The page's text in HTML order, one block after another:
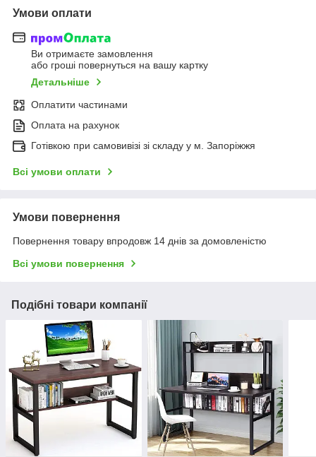
Умови оплати
Ви отримаєте замовлення
або гроші повернуться на вашу картку
Детальніше
Оплатити частинами
Оплата на рахунок
Готівкою при самовивізі зі складу у м. Запоріжжя
Всі умови оплати
Умови повернення
Повернення товару впродовж 14 днів за домовленістю
Всі умови повернення
Подібні товари компанії